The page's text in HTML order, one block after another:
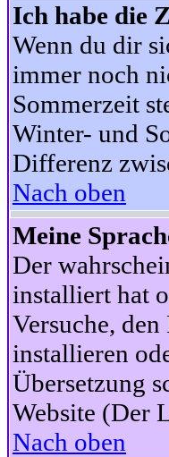
Ich habe die
Wenn du dir
immer noch
Sommerzeit
Winter- und
Differenz
Nach oben
Meine
Der
installiert hat
Versuche,
installieren
Übersetzung
Website (Der
Nach oben